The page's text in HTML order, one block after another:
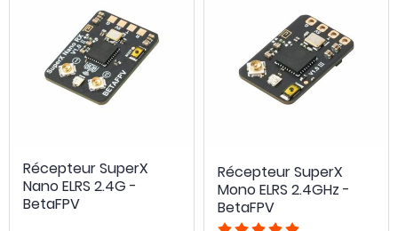
Récepteur SuperX
Nano ELRS 2.4G -
BetaFPV
Récepteur SuperX
Mono ELRS 2.4GHz -
BetaFPV